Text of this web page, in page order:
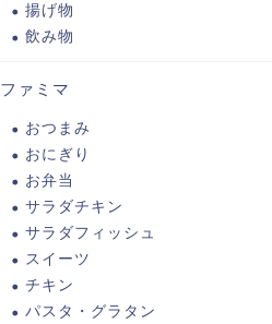
揚げ物
飲み物
ファミマ
おつまみ
おにぎり
お弁当
サラダチキン
サラダフィッシュ
スイーツ
チキン
パスタ・グラタン